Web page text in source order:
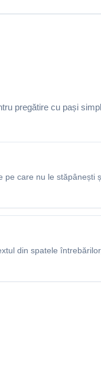
pregătire cu pași
care nu le stăpânești
din spatele